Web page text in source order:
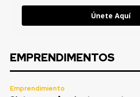
Únete Aquí
EMPRENDIMENTOS
Emprendimiento